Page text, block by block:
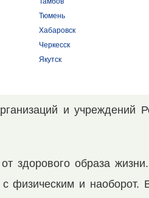
Тюмень
Хабаровск
Черкесск
Якутск
и учреждений
здорового образа
с физическим и